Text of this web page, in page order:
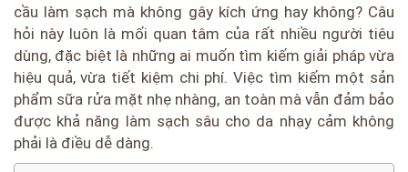
cầu làm sạch mà không gây kích ứng hay không? Câu
hỏi này luôn là mối quan tâm của rất nhiều người tiêu
dùng, đặc biệt là những ai muốn tìm kiếm giải pháp vừa
hiệu quả, vừa tiết kiệm chi phí. Việc tìm kiếm một sản
phẩm sữa rửa mặt nhẹ nhàng, an toàn mà vẫn đảm bảo
được khả năng làm sạch sâu cho da nhạy cảm không
phải là điều dễ dàng.